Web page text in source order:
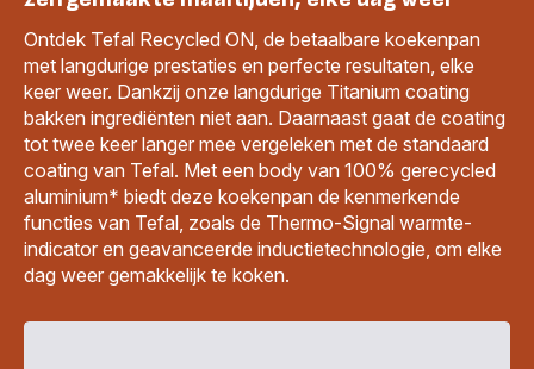
Ontdek Tefal Recycled ON, de betaalbare koekenpan
met langdurige prestaties en perfecte resultaten, elke
keer weer. Dankzij onze langdurige Titanium coating
bakken ingrediënten niet aan. Daarnaast gaat de coating
tot twee keer langer mee vergeleken met de standaard
coating van Tefal. Met een body van 100% gerecycled
aluminium* biedt deze koekenpan de kenmerkende
functies van Tefal, zoals de Thermo-Signal warmte-
indicator en geavanceerde inductietechnologie, om elke
dag weer gemakkelijk te koken.